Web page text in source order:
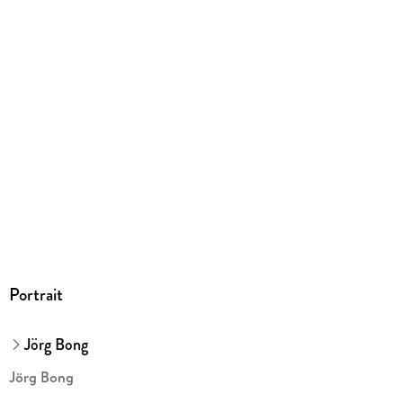
Portrait
Jörg Bong
Jörg Bong